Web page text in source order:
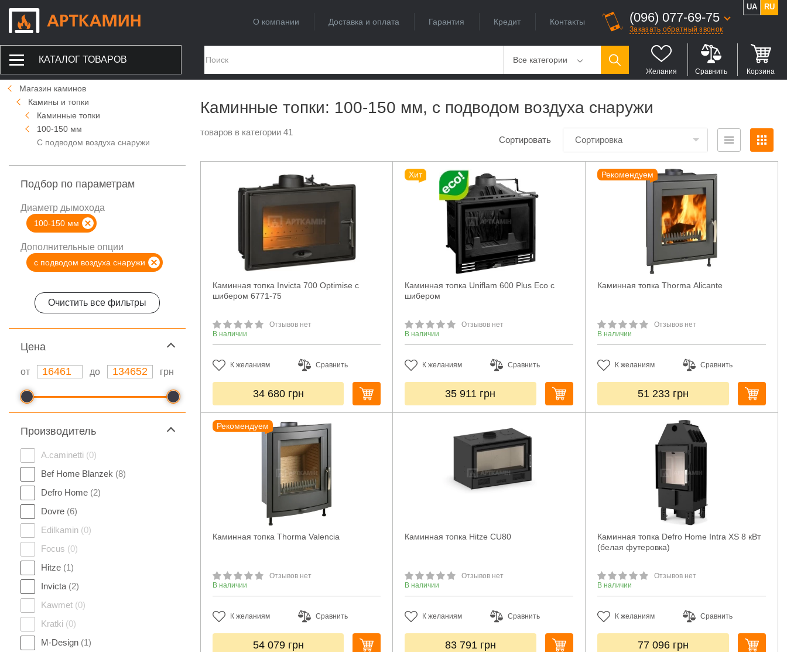
О компании Доставка и оплата Гарантия Кредит Контакты (096) 077-69-75
Заказать обратный звонок
UA RU
КАТАЛОГ ТОВАРОВ Все категории
Желания Сравнить Корзина
Магазин каминов
Камины и топки
Каминные топки
100-150 мм
С подводом воздуха снаружи
Подбор по параметрам
Диаметр дымохода
100-150 мм
Дополнительные опции
с подводом воздуха снаружи
Очистить все фильтры
Цeна
от до грн
Производитель
A.caminetti (0)
Bef Home Blanzek (8)
Defro Home (2)
Dovre (6)
Edilkamin (0)
Focus (0)
Hitze (1)
Invicta (2)
Kawmet (0)
Kratki (0)
M-Design (1)
Каминные топки: 100-150 мм, с подводом воздуха снаружи
товаров в категории 41
Сортировать Сортировка
Каминная топка Invicta 700 Optimise с
шибером 6771-75
Отзывов нет
В наличии
К желаниям Сравнить
34 680 грн
Хит
Каминная топка Uniflam 600 Plus Eco с
шибером
Отзывов нет
В наличии
К желаниям Сравнить
35 911 грн
Рекомендуем
Каминная топка Thorma Alicante
Отзывов нет
В наличии
К желаниям Сравнить
51 233 грн
Рекомендуем
Каминная топка Thorma Valencia
Отзывов нет
В наличии
К желаниям Сравнить
54 079 грн
Каминная топка Hitze CU80
Отзывов нет
В наличии
К желаниям Сравнить
83 791 грн
Каминная топка Defro Home Intra XS 8 кВт
(белая футеровка)
Отзывов нет
В наличии
К желаниям Сравнить
77 096 грн